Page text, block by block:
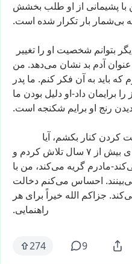
با پشیمانی از او طلب بخشش
بی‌شمار بار تکرار شده است.
بتوانم شخصیت او را تغییر
عنوان آدم بد نشان می‌دهد. من
که باید به آن فکر کنم. ما پدر
را برایمان داد-او دلیل بودن ما
رنج او برایم شکنجه است.
کردن کنار بکشم، آیا
بیش از ۷ سال تلاش کردم و
مادرم گریه می‌کند، من با
احساس می‌کنم دخالت
جزاکم الله خیراً برای هر
راهنمایی.
274 9